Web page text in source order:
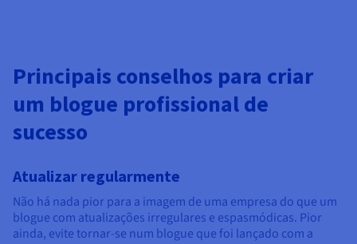
Principais conselhos para criar
um blogue profissional de
sucesso
Atualizar regularmente
Não há nada pior para a imagem de uma empresa do que um
blogue com atualizações irregulares e espasmódicas. Pior
ainda, evite tornar-se num blogue que foi lançado com a